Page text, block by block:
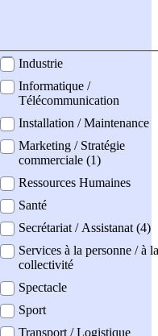
Industrie
Informatique /
Télécommunication
Installation / Maintenance
Marketing / Stratégie
commerciale (1)
Ressources Humaines
Santé
Secrétariat / Assistanat (4)
Services à la personne / à la
collectivité
Spectacle
Sport
Transport / Logistique